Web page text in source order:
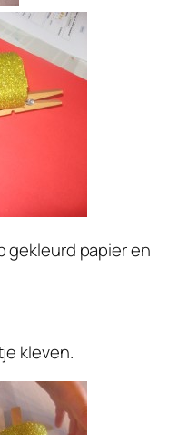
gekleurd papier en
kleven.